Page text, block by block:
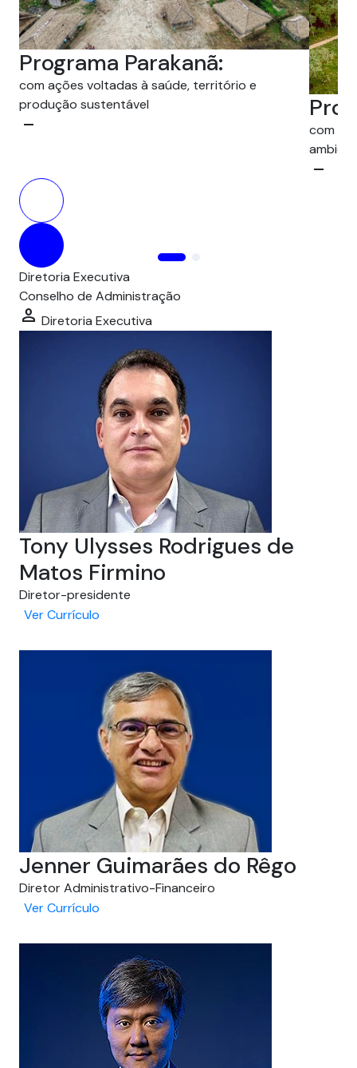
Programa Parakanã:
com ações voltadas à saúde, território e
produção sustentável
minimize
com
minimize
Diretoria Executiva
Conselho de Administração
person Diretoria Executiva
Tony Ulysses Rodrigues de
Matos Firmino
Diretor-presidente
Ver Currículo
Jenner Guimarães do Rêgo
Diretor Administrativo-Financeiro
Ver Currículo